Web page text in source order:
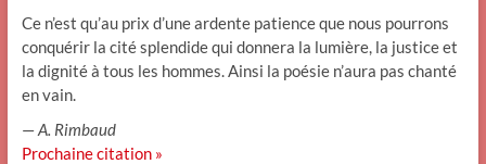
Ce n’est qu’au prix d’une ardente patience que nous pourrons
conquérir la cité splendide qui donnera la lumière, la justice et
la dignité à tous les hommes. Ainsi la poésie n’aura pas chanté
en vain.
—A. Rimbaud
Prochaine citation »